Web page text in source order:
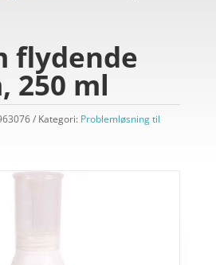
flydende
250 ml
Kategori: Problemløsning til